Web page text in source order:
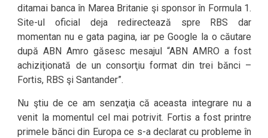
ditamai banca în Marea Britanie şi sponsor în Formula 1.
Site-ul oficial deja redirectează spre RBS dar
momentan nu e gata pagina, iar pe Google la o căutare
după ABN Amro găsesc mesajul “ABN AMRO a fost
achiziţionată de un consorţiu format din trei bănci –
Fortis, RBS şi Santander”.
Nu ştiu de ce am senzaţia că aceasta integrare nu a
venit la momentul cel mai potrivit. Fortis a fost printre
primele bănci din Europa ce s-a declarat cu probleme în